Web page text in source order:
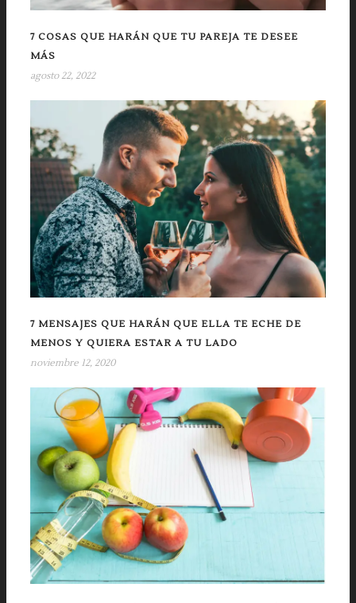
7 COSAS QUE HARÁN QUE TU PAREJA TE DESEE
MÁS
agosto 22, 2022
7 MENSAJES QUE HARÁN QUE ELLA TE ECHE DE
MENOS Y QUIERA ESTAR A TU LADO
noviembre 12, 2020